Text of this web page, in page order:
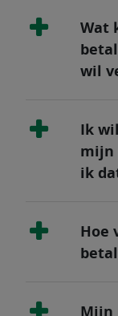
Wat
wil
Ik
mijn
ik
Hoe
Mijn